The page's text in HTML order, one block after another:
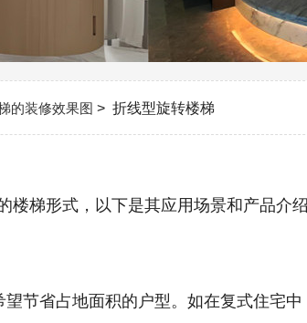
的装修效果图 > 折线型旋转楼梯
梯形式，以下是其应用场景和产品介绍
节省占地面积的户型。如在复式住宅